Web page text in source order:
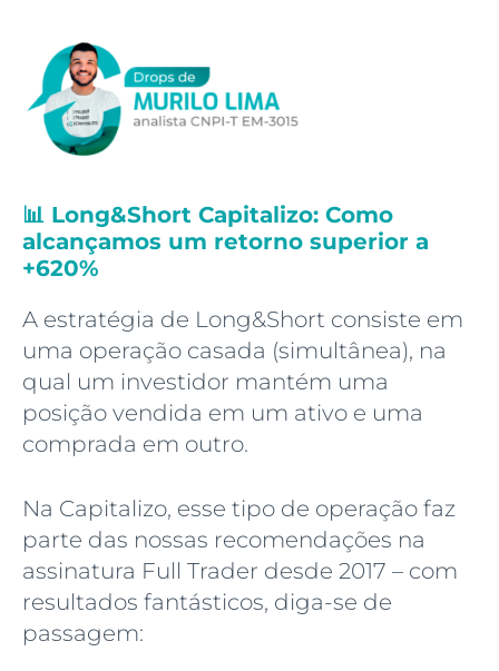
📊 Long&Short Capitalizo: Como
alcançamos um retorno superior a
+620%
A estratégia de Long&Short consiste em
uma operação casada (simultânea), na
qual um investidor mantém uma
posição vendida em um ativo e uma
comprada em outro.
Na Capitalizo, esse tipo de operação faz
parte das nossas recomendações na
assinatura Full Trader desde 2017 – com
resultados fantásticos, diga-se de
passagem: